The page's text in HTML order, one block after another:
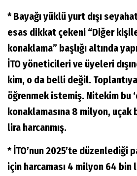
* Bayağı yüklü yurt dışı
esas dikkat çekeni “Diğer
konaklama” başlığı altında
İTO yöneticileri ve üyeleri
kim, o da belli değil.
öğrenmek istemiş. Nitekim bu
konaklamasına 8 milyon,
lira harcanmış.
* İTO’nun 2025’te düzenlediği
için harcaması 4 milyon 64